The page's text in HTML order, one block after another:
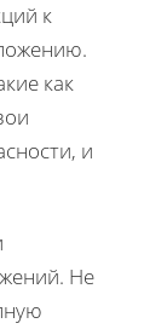
к
как
и
Не